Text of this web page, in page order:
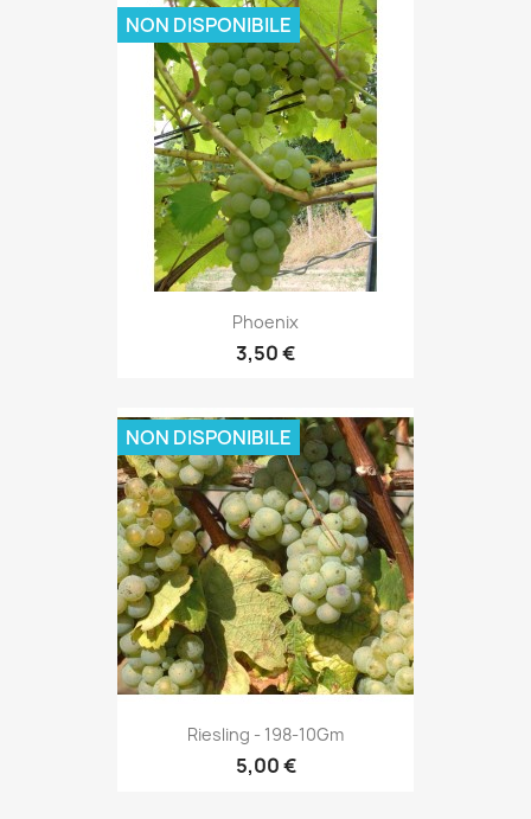
Phoenix
3,50 €
NON DISPONIBILE
Riesling - 198-10Gm
5,00 €
NON DISPONIBILE